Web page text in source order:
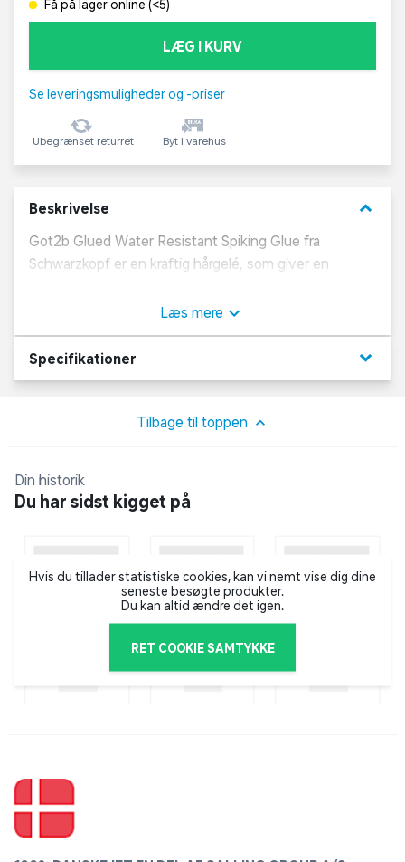
Få på lager online (<5)
LÆG I KURV
Se leveringsmuligheder og -priser
Ubegrænset returret Byt i varehus
Beskrivelse keyboard_arrow_down
Got2b Glued Water Resistant Spiking Glue fra
Schwarzkopf er en kraftig hårgelé, som giver en
Det er nemt at style håret med geléen, da man blot
fordeler produktet mellem hænderne, og derefter
former den ønskede frisure med fingrene. Brug den
vandafvisende hårgelé til både hverdag og fest.
Om Schwarzkopf
finder deres produkter i mere end 50 lande verden
over. Hos Schwarzkopf har de fokus på kvalitet,
Gliss og Brilliance, hvor du finder et stort udvalg af
professionelle produkter, når det gælder hårfarve,
shampoo, styling og hårpleje.
Læs mere
Specifikationer keyboard_arrow_down
Tilbage til toppen
Din historik
Du har sidst kigget på
Hvis du tillader statistiske cookies, kan vi nemt vise dig dine
seneste besøgte produkter.
Du kan altid ændre det igen.
RET COOKIE SAMTYKKE